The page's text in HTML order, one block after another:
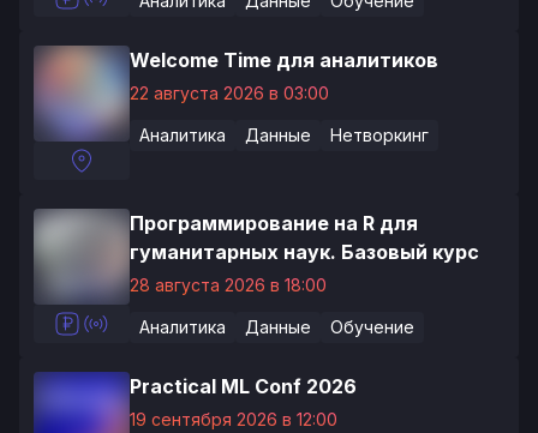
Welcome Time для аналитиков
22 августа 2026 в 03:00
Аналитика Данные Нетворкинг
Программирование на R для
гуманитарных наук. Базовый курс
28 августа 2026 в 18:00
Аналитика Данные Обучение
Practical ML Conf 2026
19 сентября 2026 в 12:00